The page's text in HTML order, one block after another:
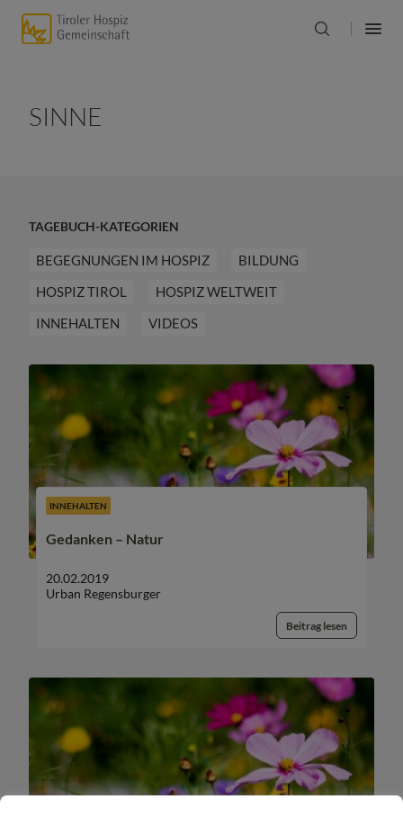
SINNE
TAGEBUCH-KATEGORIEN
BEGEGNUNGEN IM HOSPIZ
BILDUNG
HOSPIZ TIROL
HOSPIZ WELTWEIT
INNEHALTEN
VIDEOS
INNEHALTEN
Gedanken – Natur
20.02.2019
Urban Regensburger
Beitrag lesen